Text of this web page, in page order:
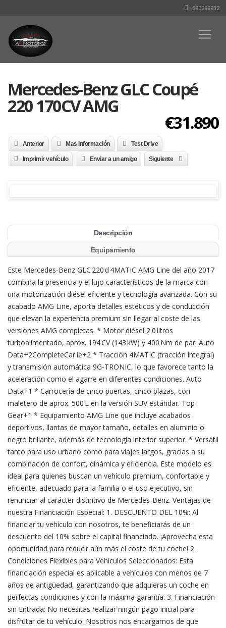
690299932
Mercedes-Benz GLC Coupé
220 170CV AMG
€31.890
Anterior Mas información Test Drive
Imprimir vehículo Enviar a un amigo Siguiente
Descripción
Equipamiento
Este Mercedes‑Benz GLC 220 d 4MATIC AMG Line del año 2017
combina la presencia y el lujo característicos de la marca con
una motorización diésel eficiente y tecnología avanzada. Con su
acabado AMG Line, aporta detalles estéticos y de conducción
que elevan la experiencia premium sin llegar al coste de las
versiones AMG completas. * Motor diésel 2.0 litros
turboalimentado, aprox. 194 CV (143 kW) y 400 Nm de par. Auto
Data+2CompleteCar.ie+2 * Tracción 4MATIC (tracción integral)
y transmisión automática 9G‑TRONIC, lo que favorece tanto la
aceleración como el agarre en diferentes condiciones. Auto
Data+1 * Carrocería de cinco puertas, cinco plazas, con
maletero de aprox. 500 L en la versión SUV estándar. Top
Gear+1 * Equipamiento AMG Line que incluye acabados
deportivos, llantas de mayor tamaño, detalles en aluminio o
negro brillante, además de tecnología interior superior. * Versátil
tanto para uso urbano como para viajes largos, gracias a su
combinación de confort, dinámica y eficiencia. Este modelo es
ideal para quienes buscan un vehículo premium, confortable y
eficiente, adecuado para la familia o el uso ejecutivo, sin
renunciar al carácter distintivo de Mercedes-Benz. Ventajas de
nuestra Financiación Especial: 1. DESCUENTO DEL 10%: Al
financiar tu vehículo con nosotros, te beneficiarás de un
descuento del 10% sobre el capital financiado. ¡Aprovecha esta
oportunidad para reducir aún más el coste de tu coche! 2.
Condiciones Flexibles para Vehículos Seleccionados: Esta
financiación especial es aplicable a vehículos con menos de 7
años de antigüedad, garantizando que adquieras un coche en
perfectas condiciones y con la máxima garantía. 3. Financiación
sin Entrada: No necesitas realizar ningún pago inicial para
disfrutar de tu vehículo. Nosotros nos encargamos de que